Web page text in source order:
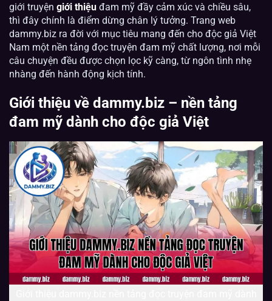
giới truyện giới thiệu đam mỹ đầy cảm xúc và chiều sâu,
thì đây chính là điểm dừng chân lý tưởng. Trang web
dammy.biz ra đời với mục tiêu mang đến cho độc giả Việt
Nam một nền tảng đọc truyện đam mỹ chất lượng, nơi mỗi
câu chuyện đều được chọn lọc kỹ càng, từ ngôn tình nhẹ
nhàng đến hành động kịch tính.
Giới thiệu về dammy.biz – nền tảng
đam mỹ dành cho độc giả Việt